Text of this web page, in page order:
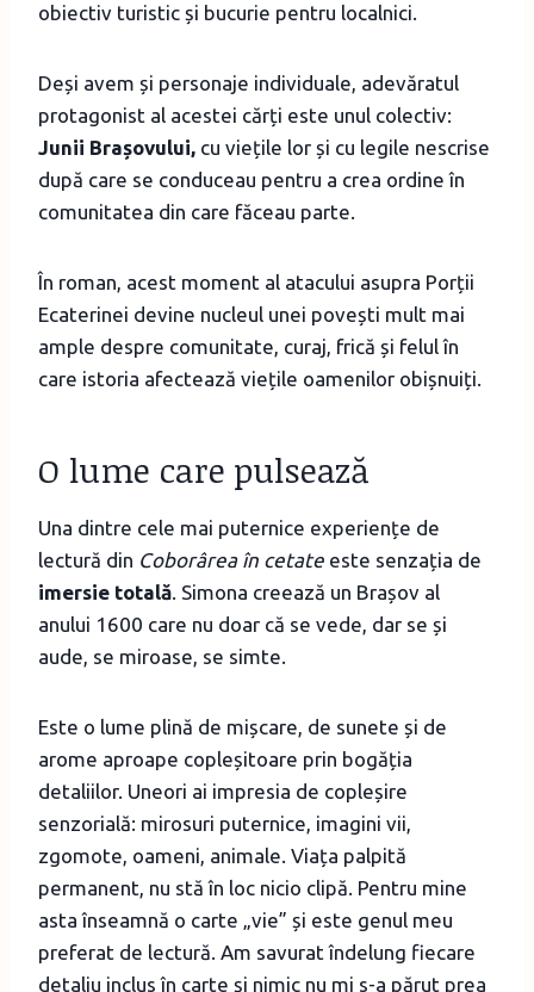
obiectiv turistic și bucurie pentru localnici.
Deși avem și personaje individuale, adevăratul
protagonist al acestei cărți este unul colectiv:
Junii Brașovului, cu viețile lor și cu legile nescrise
după care se conduceau pentru a crea ordine în
comunitatea din care făceau parte.
În roman, acest moment al atacului asupra Porții
Ecaterinei devine nucleul unei povești mult mai
ample despre comunitate, curaj, frică și felul în
care istoria afectează viețile oamenilor obișnuiți.
O lume care pulsează
Una dintre cele mai puternice experiențe de
lectură din Coborârea în cetate este senzația de
imersie totală. Simona creează un Brașov al
anului 1600 care nu doar că se vede, dar se și
aude, se miroase, se simte.
Este o lume plină de mișcare, de sunete și de
arome aproape copleșitoare prin bogăția
detaliilor. Uneori ai impresia de copleșire
senzorială: mirosuri puternice, imagini vii,
zgomote, oameni, animale. Viața palpită
permanent, nu stă în loc nicio clipă. Pentru mine
asta înseamnă o carte „vie” și este genul meu
preferat de lectură. Am savurat îndelung fiecare
detaliu inclus în carte și nimic nu mi s-a părut prea